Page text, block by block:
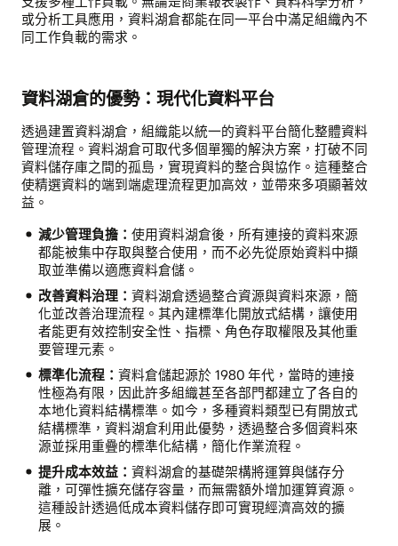
或分析工具應用，資料湖倉都能在同一平台中滿足組織內不
同工作負載的需求。
資料湖倉的優勢：現代化資料平台
透過建置資料湖倉，組織能以統一的資料平台簡化整體資料
管理流程。資料湖倉可取代多個單獨的解決方案，打破不同
資料儲存庫之間的孤島，實現資料的整合與協作。這種整合
使精選資料的端到端處理流程更加高效，並帶來多項顯著效
益。
減少管理負擔： 使用資料湖倉後，所有連接的資料來源
都能被集中存取與整合使用，而不必先從原始資料中擷
取並準備以適應資料倉儲。
改善資料治理： 資料湖倉透過整合資源與資料來源，簡
化並改善治理流程。其內建標準化開放式結構，讓使用
者能更有效控制安全性、指標、角色存取權限及其他重
要管理元素。
標準化流程： 資料倉儲起源於 1980 年代，當時的連接
性極為有限，因此許多組織甚至各部門都建立了各自的
本地化資料結構標準。如今，多種資料類型已有開放式
結構標準，資料湖倉利用此優勢，透過整合多個資料來
源並採用重疊的標準化結構，簡化作業流程。
提升成本效益： 資料湖倉的基礎架構將運算與儲存分
離，可彈性擴充儲存容量，而無需額外增加運算資源。
這種設計透過低成本資料儲存即可實現經濟高效的擴
展。